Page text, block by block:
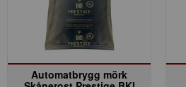
Automatbrygg mörk